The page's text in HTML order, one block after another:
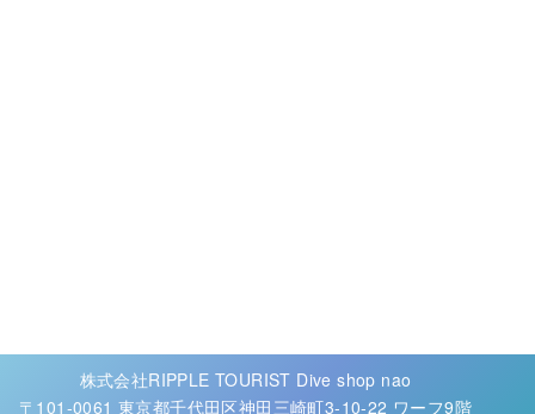
株式会社RIPPLE TOURIST Dive shop nao
〒101-0061 東京都千代田区神田三崎町3-10-22 ワーフ9階